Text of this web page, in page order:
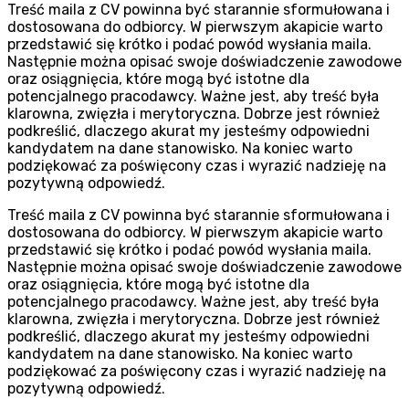
Treść maila z CV powinna być starannie sformułowana i
dostosowana do odbiorcy. W pierwszym akapicie warto
przedstawić się krótko i podać powód wysłania maila.
Następnie można opisać swoje doświadczenie zawodowe
oraz osiągnięcia, które mogą być istotne dla
potencjalnego pracodawcy. Ważne jest, aby treść była
klarowna, zwięzła i merytoryczna. Dobrze jest również
podkreślić, dlaczego akurat my jesteśmy odpowiedni
kandydatem na dane stanowisko. Na koniec warto
podziękować za poświęcony czas i wyrazić nadzieję na
pozytywną odpowiedź.
Treść maila z CV powinna być starannie sformułowana i
dostosowana do odbiorcy. W pierwszym akapicie warto
przedstawić się krótko i podać powód wysłania maila.
Następnie można opisać swoje doświadczenie zawodowe
oraz osiągnięcia, które mogą być istotne dla
potencjalnego pracodawcy. Ważne jest, aby treść była
klarowna, zwięzła i merytoryczna. Dobrze jest również
podkreślić, dlaczego akurat my jesteśmy odpowiedni
kandydatem na dane stanowisko. Na koniec warto
podziękować za poświęcony czas i wyrazić nadzieję na
pozytywną odpowiedź.